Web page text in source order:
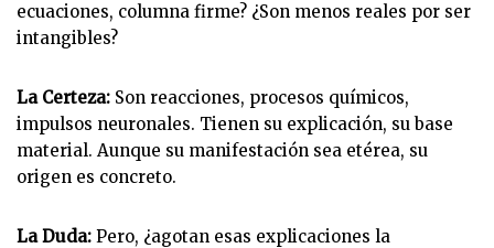
ecuaciones, columna firme? ¿Son menos reales por ser
intangibles?
La Certeza: Son reacciones, procesos químicos,
impulsos neuronales. Tienen su explicación, su base
material. Aunque su manifestación sea etérea, su
origen es concreto.
La Duda: Pero, ¿agotan esas explicaciones la